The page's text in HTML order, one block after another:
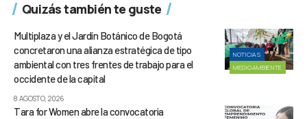
Quizás también te guste
NOTICIAS
MEDIOAMBIENTE
Multiplaza y el Jardín Botánico de Bogotá
concretaron una alianza estratégica de tipo
ambiental con tres frentes de trabajo para el
occidente de la capital
8 AGOSTO, 2026
Tara for Women abre la convocatoria